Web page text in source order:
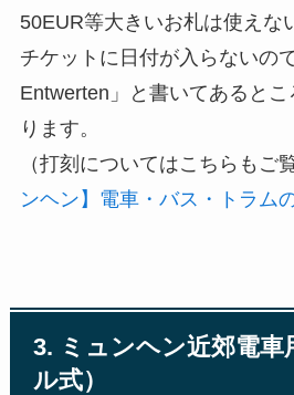
50EUR等大きいお札は使えな
チケットに日付が入らないの
Entwerten」と書いてあると
ります。
（打刻についてはこちらもご
ンヘン】電車・バス・トラム
3. ミュンヘン近郊電車
ル式）